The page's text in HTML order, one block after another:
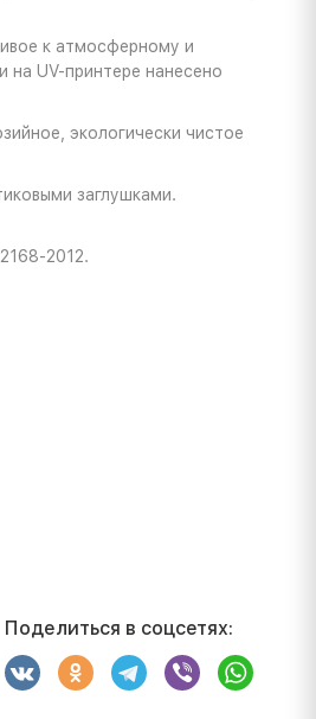
к атмосферному и
на UV-принтере нанесено
экологически чистое
заглушками.
2012.
Поделиться в соцсетях: